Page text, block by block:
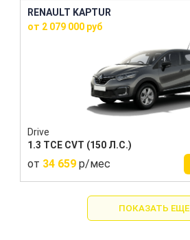
RENAULT KAPTUR
от 2 079 000 руб
Drive
1.3 TCE CVT (150 Л.С.)
от 34 659 р/мес
ПОКАЗАТЬ ЕЩЕ